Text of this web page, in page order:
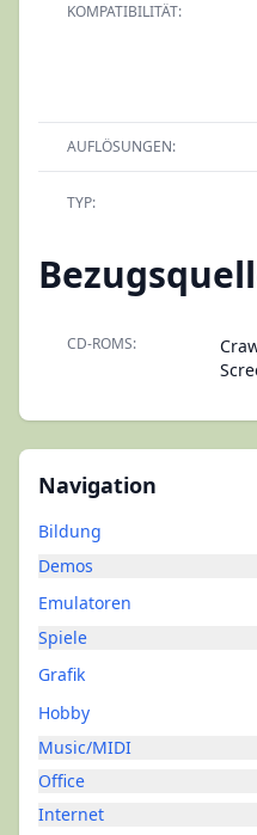
Navigation
Bildung
Demos
Emulatoren
Spiele
Grafik
Hobby
Music/MIDI
Office
Internet
KOMPATIBILITÄT:
AUFLÖSUNGEN:
TYP:
CD-ROMS: